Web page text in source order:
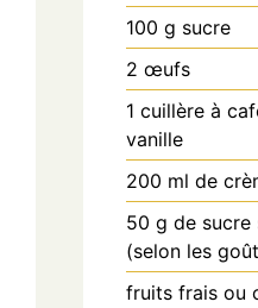
100 g sucre
2 œufs
1 cuillère à
vanille
200 ml de
50 g de sucre
(selon les
fruits frais ou